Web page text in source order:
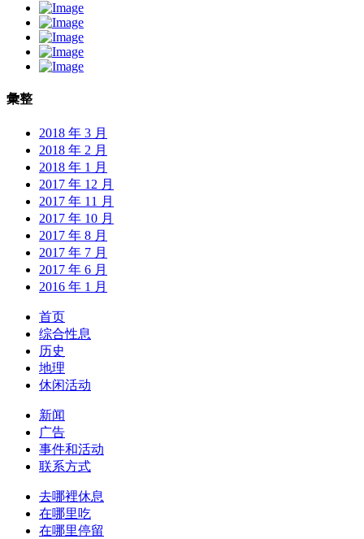
彙整
2018 年 3 月
2018 年 2 月
2018 年 1 月
2017 年 12 月
2017 年 11 月
2017 年 10 月
2017 年 8 月
2017 年 7 月
2017 年 6 月
2016 年 1 月
首页
综合性息
历史
地理
休闲活动
新闻
广告
事件和活动
联系方式
去哪裡休息
在哪里吃
在哪里停留